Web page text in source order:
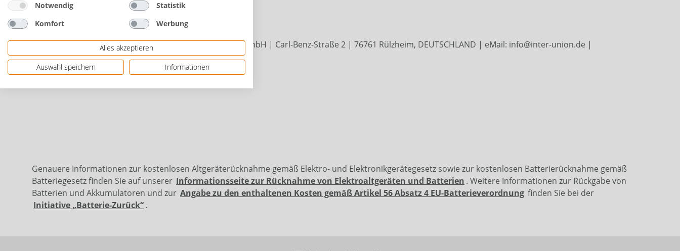
Leistung: 2 W
Lichtfarbe: 3000 K (Warmweiß)
Herstellerinformationen: Inter-Union Technohandel GmbH | Carl-Benz-Straße 2 | 76761 Rülzheim, DEUTSCHLAND | eMail: info@inter-union.de |
Herstellernr. 7691863:UNITEC
Genauere Informationen zur kostenlosen Altgeräterücknahme gemäß Elektro- und Elektronikgerätegesetz sowie zur kostenlosen Batterierücknahme gemäß
Batteriegesetz finden Sie auf unserer Informationsseite zur Rücknahme von Elektroaltgeräten und Batterien . Weitere Informationen zur Rückgabe von
Batterien und Akkumulatoren und zur Angabe zu den enthaltenen Kosten gemäß Artikel 56 Absatz 4 EU-Batterieverordnung finden Sie bei der
Initiative „Batterie-Zurück“.
Notwendig
Statistik
Komfort
Werbung
Alles akzeptieren
Auswahl speichern
Informationen